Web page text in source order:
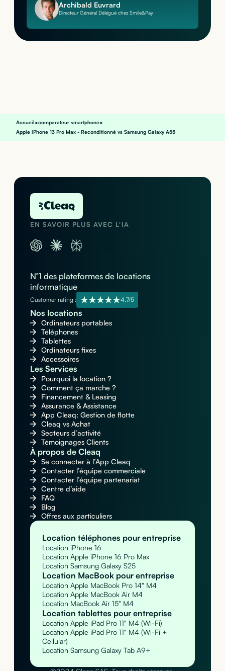
Archibald Euvrard
Directeur Général Délégué chez Smile&Pay
Accueil>comparateur smartphone>
Apple iPhone 13 Pro Max - Reconditionné vs Samsung Galaxy A55
EN SAVOIR PLUS AVEC L'IA
N°1 des plateformes de locations
informatique
Customer rating : 4,7/5
Nos locations
Ordinateurs portables
Téléphones
Tablettes
Ordinateurs fixes
Accessoires
Les Services
Pourquoi la location ?
Comment ça marche ?
Financement & Leasing
Assurance & Assistance
App Cleaq: Gestion de flotte
Cleaq vs Achat
Secteurs d’activité
Témoignages Clients
À propos de Cleaq
Se connecter à l’App Cleaq
Contacter l’équipe commerciale
Contacter l’équipe partenariat
Centre d’aide
FAQ
Blog
Offres aux particuliers
Location téléphones pour entreprise
Location iPhone 16
Location Apple iPhone 16 Pro Max
Location Samsung Galaxy S25
Location MacBook pour entreprise
Location Apple MacBook Pro 14" M4
Location Apple MacBook Air M4
Location MacBook Air 15" M4
Location tablettes pour entreprise
Location Apple iPad Pro 11" M4 (Wi-Fi)
Location Apple iPad Pro 11" M4 (Wi-Fi +
Cellular)
Location Samsung Galaxy Tab A9+